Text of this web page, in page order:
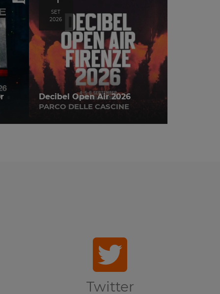
SET
2026
Decibel Open Air 2026
PARCO DELLE CASCINE
Twitter